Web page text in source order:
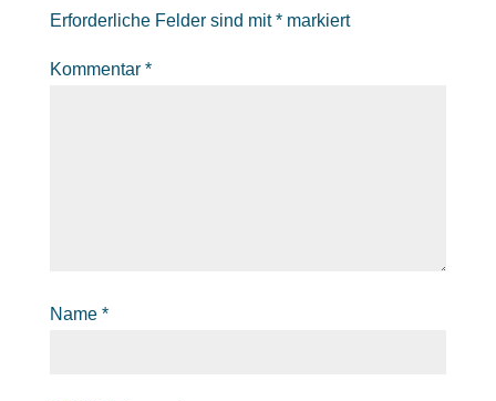
Erforderliche Felder sind mit*markiert
Kommentar *
Name *